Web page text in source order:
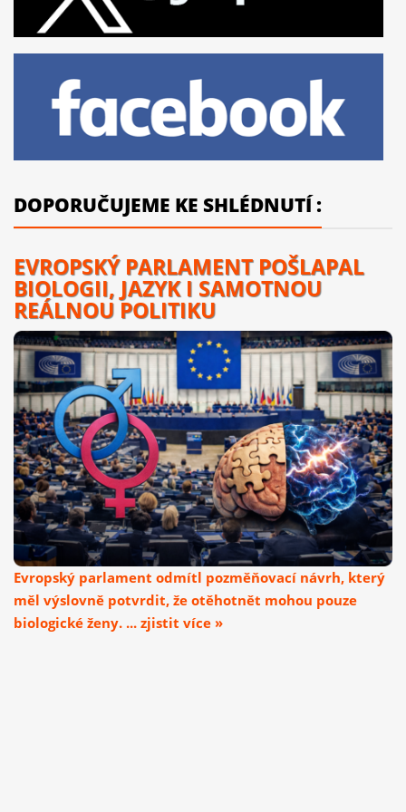
DOPORUČUJEME KE SHLÉDNUTÍ :
EVROPSKÝ PARLAMENT POŠLAPAL
BIOLOGII, JAZYK I SAMOTNOU
REÁLNOU POLITIKU
Evropský parlament odmítl pozměňovací návrh, který
měl výslovně potvrdit, že otěhotnět mohou pouze
biologické ženy. ... zjistit více »